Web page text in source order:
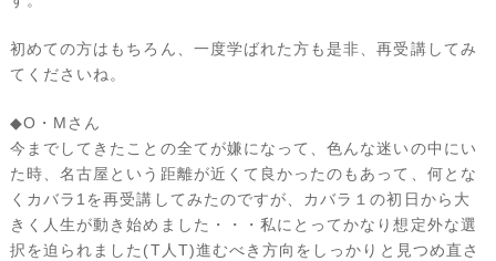
初めての方はもちろん、一度学ばれた方も是非、再受講してみ
てくださいね。
◆O・Mさん
今までしてきたことの全てが嫌になって、色んな迷いの中にい
た時、名古屋という距離が近くて良かったのもあって、何とな
くカバラ1を再受講してみたのですが、カバラ１の初日から大
きく人生が動き始めました・・・私にとってかなり想定外な選
択を迫られました(T人T)進むべき方向をしっかりと見つめ直さ